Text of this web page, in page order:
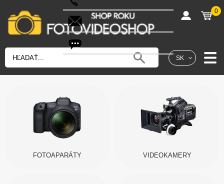
SK
shop@fotovideoshop.sk
0
FOTOAPARÁTY VIDEOKAMERY